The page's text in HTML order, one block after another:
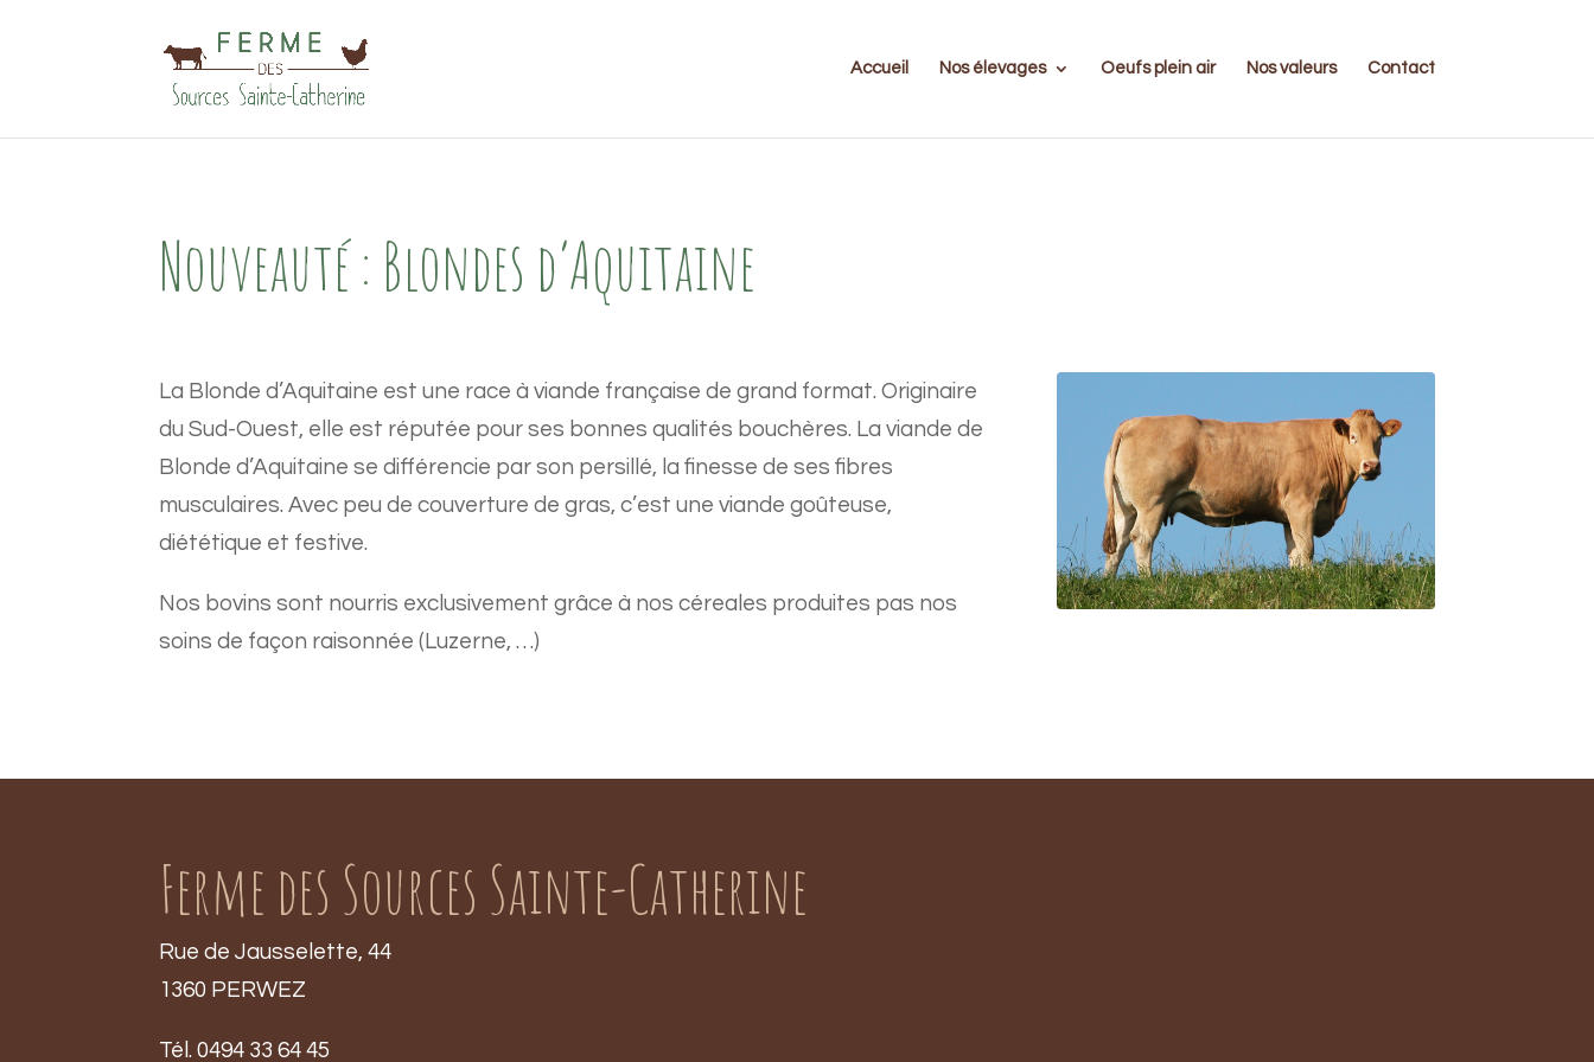
Accueil Nos élevages Oeufs plein air Nos valeurs Contact
Nouveauté : Blondes d’Aquitaine
La Blonde d’Aquitaine est une race à viande française de grand format. Originaire
du Sud-Ouest, elle est réputée pour ses bonnes qualités bouchères. La viande de
Blonde d’Aquitaine se différencie par son persillé, la finesse de ses fibres
musculaires. Avec peu de couverture de gras, c’est une viande goûteuse,
diététique et festive.
Nos bovins sont nourris exclusivement grâce à nos céreales produites pas nos
soins de façon raisonnée (Luzerne, …)
Ferme des Sources Sainte-Catherine
Rue de Jausselette, 44
1360 PERWEZ
Tél. 0494 33 64 45